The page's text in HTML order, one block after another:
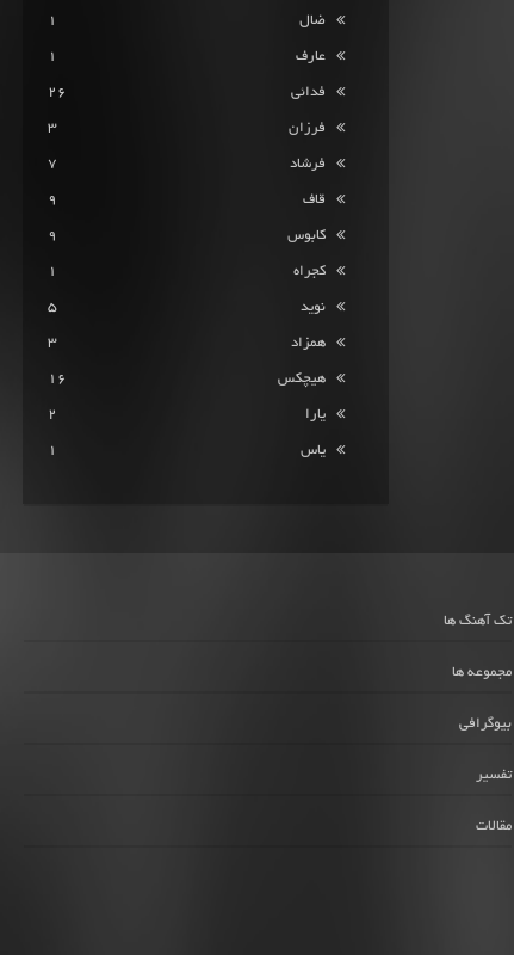
ضال 1
عارف 1
فدائی 26
فرزان 3
فرشاد 7
قاف 9
کابوس 9
کجراه 1
نوید 5
همزاد 3
هیچکس 16
یارا 2
یاس 1
تک آهنگ ها
مجموعه ها
بیوگرافی
تفسیر
مقالات